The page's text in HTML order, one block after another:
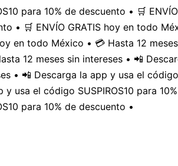
para 10% de descuento • 🛒
• 🛒 ENVÍO GRATIS hoy en todo
en todo México • 💳 Hasta 12
12 meses sin intereses • 📲
• 📲 Descarga la app y usa el código
usa el código SUSPIROS10 para
para 10% de descuento •